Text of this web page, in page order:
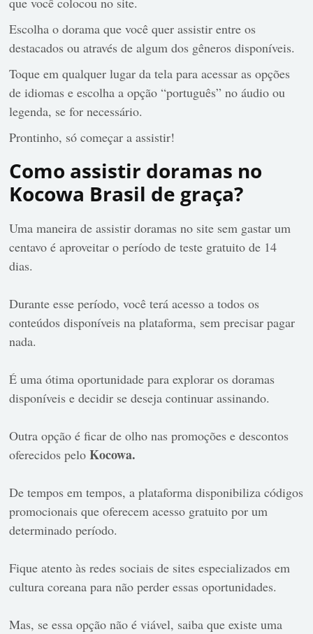
Escolha o dorama que você quer assistir entre os
destacados ou através de algum dos gêneros disponíveis.
Toque em qualquer lugar da tela para acessar as opções
de idiomas e escolha a opção “português” no áudio ou
legenda, se for necessário.
Prontinho, só começar a assistir!
Como assistir doramas no
Kocowa Brasil de graça?
Uma maneira de assistir doramas no site sem gastar um
centavo é aproveitar o período de teste gratuito de 14
dias.
Durante esse período, você terá acesso a todos os
conteúdos disponíveis na plataforma, sem precisar pagar
nada.
É uma ótima oportunidade para explorar os doramas
disponíveis e decidir se deseja continuar assinando.
Outra opção é ficar de olho nas promoções e descontos
oferecidos peloKocowa.
De tempos em tempos, a plataforma disponibiliza códigos
promocionais que oferecem acesso gratuito por um
determinado período.
Fique atento às redes sociais de sites especializados em
cultura coreana para não perder essas oportunidades.
Mas, se essa opção não é viável, saiba que existe uma